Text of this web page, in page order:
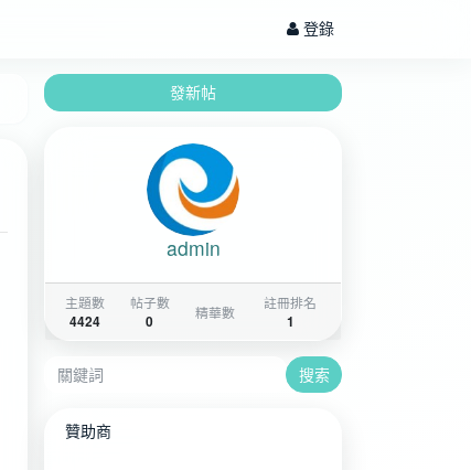
登錄
發新帖
admin
主題數
4424
帖子數
0
精華數
註冊排名
1
搜索
贊助商